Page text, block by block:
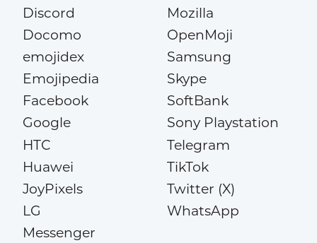
Discord
Docomo
emojidex
Emojipedia
Facebook
Google
HTC
Huawei
JoyPixels
LG
Messenger
Mozilla
OpenMoji
Samsung
Skype
SoftBank
Sony Playstation
Telegram
TikTok
Twitter (X)
WhatsApp